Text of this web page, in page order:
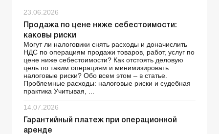
23.06.2026
Продажа по цене ниже себестоимости:
каковы риски
Могут ли налоговики снять расходы и доначислить
НДС по операциям продажи товаров, работ, услуг по
цене ниже себестоимости? Как отстоять деловую
цель по таким операциям и минимизировать
налоговые риски? Обо всем этом – в статье.
Проблемные расходы: налоговые риски и судебная
практика Учитывая, ...
14.07.2026
Гарантийный платеж при операционной
аренде